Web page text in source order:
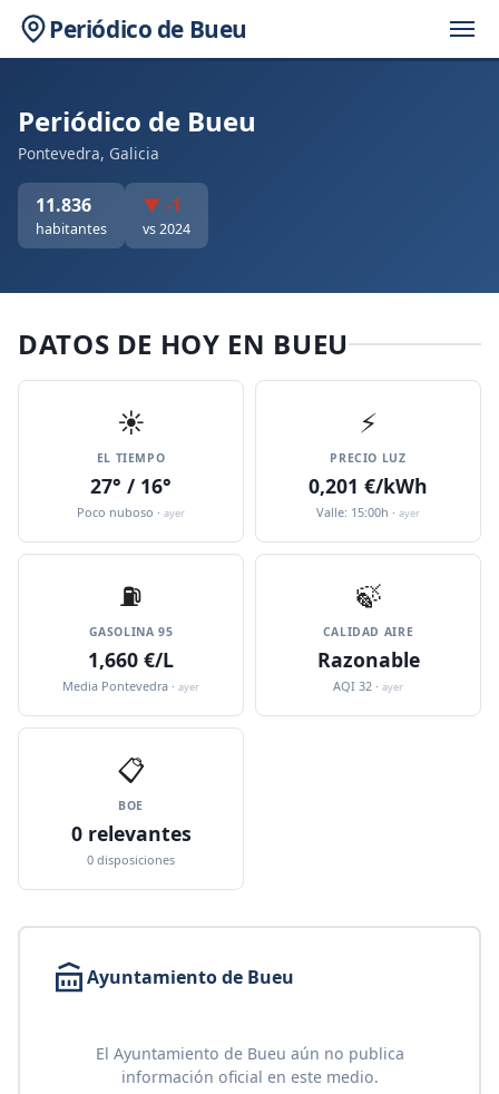
Periódico de Bueu
Periódico de Bueu
Pontevedra, Galicia
11.836
habitantes
▼ -1
vs 2024
DATOS DE HOY EN BUEU
☀️
EL TIEMPO
27° / 16°
Poco nuboso · ayer
⚡
PRECIO LUZ
0,201 €/kWh
Valle: 15:00h · ayer
⛽️
GASOLINA 95
1,660 €/L
Media Pontevedra · ayer
🍃
CALIDAD AIRE
Razonable
AQI 32 · ayer
📋
BOE
0 relevantes
0 disposiciones
Ayuntamiento de Bueu
El Ayuntamiento de Bueu aún no publica
información oficial en este medio.